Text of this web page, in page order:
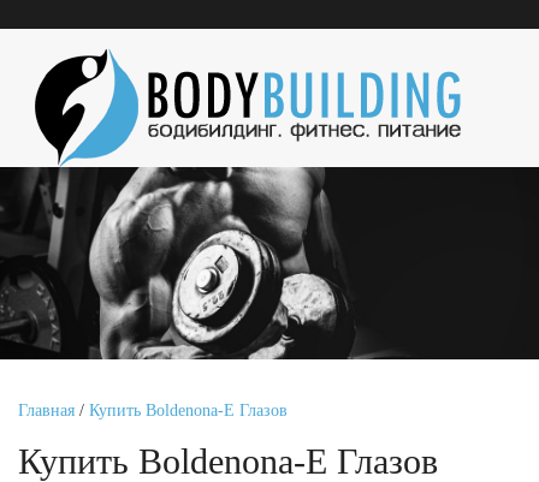
Главная / Купить Boldenona-E Глазов
Купить Boldenona-E Глазов